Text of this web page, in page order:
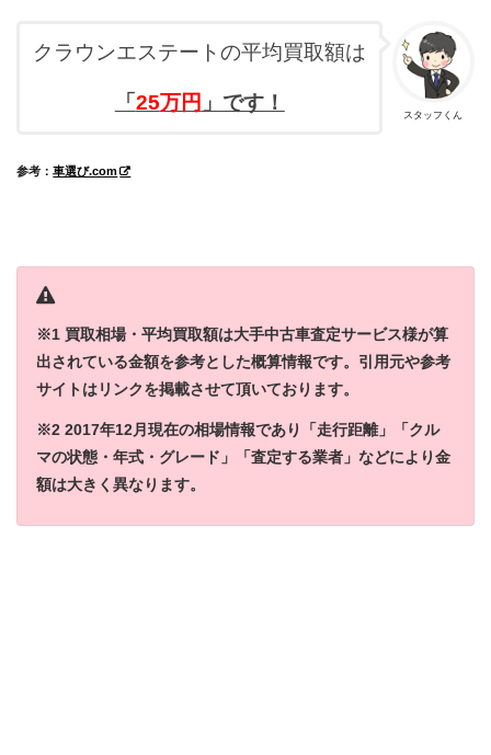
スタッフくん
クラウンエステートの平均買取額は
「 25万円 」です！
参考：車選び.com
※1 買取相場・平均買取額は大手中古車査定サービス様が算
出されている金額を参考とした概算情報です。引用元や参考
サイトはリンクを掲載させて頂いております。
※2 2017年12月現在の相場情報であり「走行距離」「クル
マの状態・年式・グレード」「査定する業者」などにより金
額は大きく異なります。